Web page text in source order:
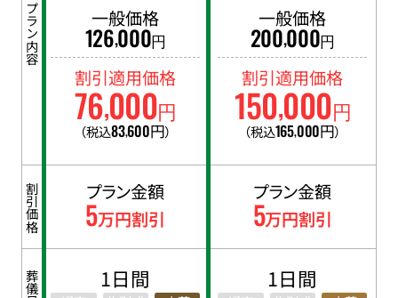
プラン内容
割引価格
一般価格
126,000円
割引適用価格
76,000円
（税込83,600円）
プラン金額
5万円割引
1日間
一般価格
200,000円
割引適用価格
150,000円
（税込165,000円）
プラン金額
5万円割引
1日間